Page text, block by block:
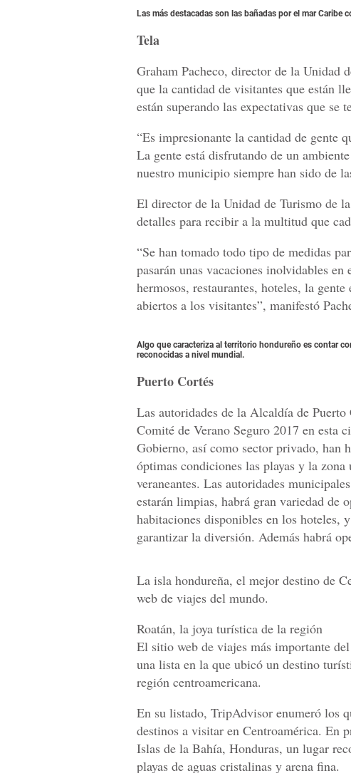
Las más destacadas son las bañadas por el mar Caribe
Tela
Graham Pacheco, director de la Unidad
que la cantidad de visitantes que están
están superando las expectativas que se
“Es impresionante la cantidad de gente
La gente está disfrutando de un
nuestro municipio siempre han sido de
El director de la Unidad de Turismo de
detalles para recibir a la multitud que
“Se han tomado todo tipo de medidas
pasarán unas vacaciones inolvidables
hermosos, restaurantes, hoteles, la
abiertos a los visitantes”, manifestó
Algo que caracteriza al territorio hondureño es contar
reconocidas a nivel mundial.
Puerto Cortés
Las autoridades de la Alcaldía de
Comité de Verano Seguro 2017 en esta
Gobierno, así como sector privado, han
óptimas condiciones las playas y la
veraneantes. Las autoridades
estarán limpias, habrá gran variedad de
habitaciones disponibles en los hoteles,
garantizar la diversión. Además habrá
La isla hondureña, el mejor destino de
web de viajes del mundo.
Roatán, la joya turística de la región
El sitio web de viajes más importante
una lista en la que ubicó un destino
región centroamericana.
En su listado, TripAdvisor enumeró los
destinos a visitar en Centroamérica. En
Islas de la Bahía, Honduras, un lugar
playas de aguas cristalinas y arena fina.